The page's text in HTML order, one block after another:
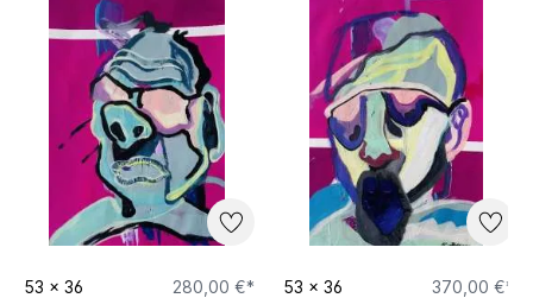
53 x 36
280,00 €*
53 x 36
370,00 €*